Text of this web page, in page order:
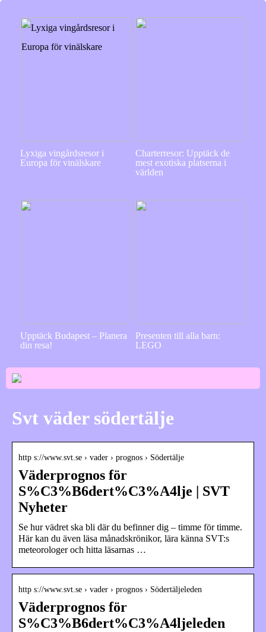
Lyxiga vingårdsresor i
Europa för vinälskare
Charterresor: Upptäck de
mest exotiska platserna i
världen
Upptäck Budapest – Planera
din resa!
Presenten till alla barn:
LEGO
Svt väder södertälje
http s://www.svt.se › vader › prognos › Södertälje
Väderprognos för
S%C3%B6dert%C3%A4lje | SVT
Nyheter
Se hur vädret ska bli där du befinner dig – timme för timme.
Här kan du även läsa månadskrönikor, lära känna SVT:s
meteorologer och hitta läsarnas …
http s://www.svt.se › vader › prognos › Södertäljeleden
Väderprognos för
S%C3%B6dert%C3%A4ljeleden